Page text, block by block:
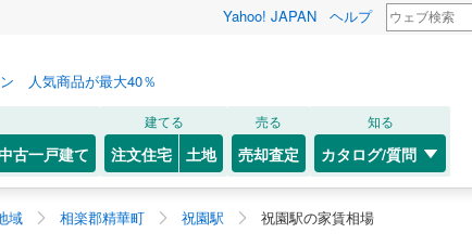
Yahoo! JAPAN ヘルプ
人気商品が最大40％
古一戸建て
建てる
注文住宅 土地
売る
売却査定
知る
カタログ/質問
域 相楽郡精華町 祝園駅 祝園駅の家賃相場